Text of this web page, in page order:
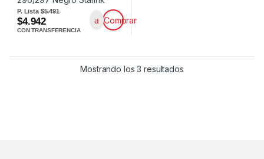
P. Lista$5.491
$4.942
CON TRANSFERENCIA
Comprar
Mostrando los 3 resultados